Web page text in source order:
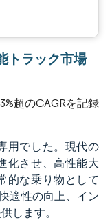
トラック市場
超のCAGRを記録
用でした。現代の
化させ、高性能大
的な乗り物として
適性の向上、イン
します。